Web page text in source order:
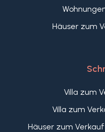
Häuser zum
Villa zum
Villa zum
Häuser zum